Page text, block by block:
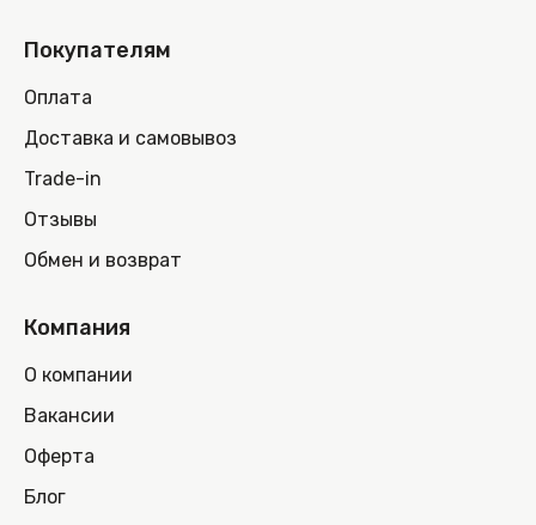
Покупателям
Оплата
Доставка и самовывоз
Trade-in
Отзывы
Обмен и возврат
Компания
О компании
Вакансии
Оферта
Блог